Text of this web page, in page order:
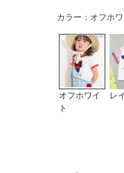
カラー：オフホワ
オフホワイ
ト
レ